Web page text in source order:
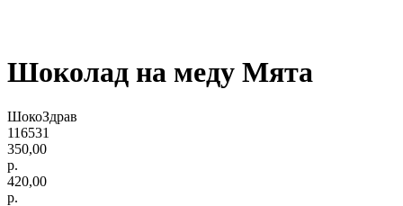
Шоколад на меду Мята
ШокоЗдрав
116531
350,00
р.
420,00
р.